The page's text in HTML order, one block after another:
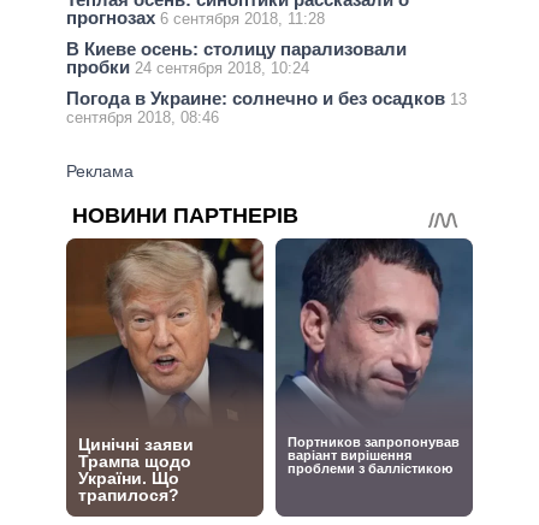
прогнозах 6 сентября 2018, 11:28
В Киеве осень: столицу парализовали
пробки 24 сентября 2018, 10:24
Погода в Украине: солнечно и без осадков 13
сентября 2018, 08:46